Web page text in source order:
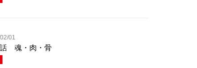
01
魂・肉・骨